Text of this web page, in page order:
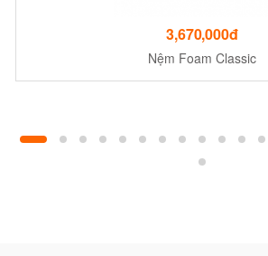
3,670,000đ
Nệm Foam Classic